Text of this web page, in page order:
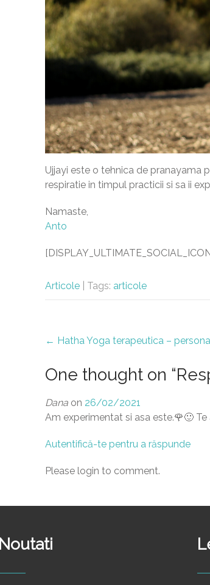
Ujjayi este o tehnica de pranayama
respiratie in timpul practicii si sa ii
Namaste,
Anto
Articole | Tags: articole
Post
navigation
← Hatha Yoga terapeutica –
One thought on “
Dana on 26/02/2021
Am experimentat si asa este.🌹🙂
Autentifică-te pentru a răspunde
Please login to comment.
Noutati